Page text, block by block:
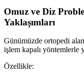
Omuz ve Diz
Yaklaşımları
Günümüzde ortopedi
işlem kapalı yöntemlerle
Özellikle: